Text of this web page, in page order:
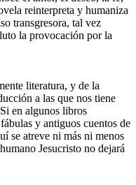
reinterpreta y humaniza
transgresora, tal vez
la provocación por la
literatura, y de la
a las que nos tiene
en algunos libros
y antiguos cuentos de
se atreve ni más ni menos
Jesucristo no dejará